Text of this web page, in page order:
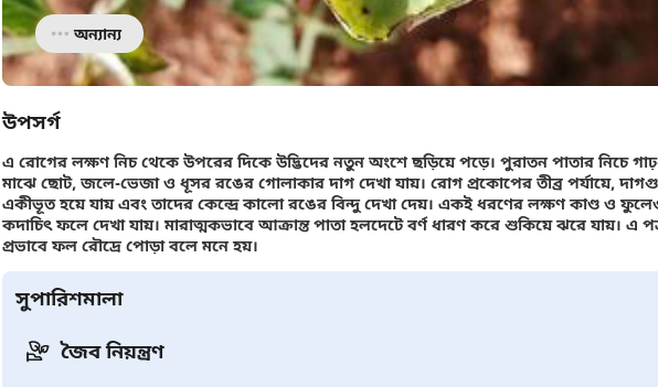
অন্যান্য
উপসর্গ
এ রোগের লক্ষণ নিচ থেকে উপরের দিকে উদ্ভিদের নতুন অংশে ছড়িয়ে পড়ে। পুরাতন পাতার নিচে গাঢ়-
মাঝে ছোট, জলে-ভেজা ও ধূসর রঙের গোলাকার দাগ দেখা যায়। রোগ প্রকোপের তীব্র পর্যায়ে,
একীভূত হয়ে যায় এবং তাদের কেন্দ্রে কালো রঙের বিন্দু দেখা দেয়। একই ধরণের লক্ষণ কাণ্ড ও
কদাচিৎ ফলে দেখা যায়। মারাত্মকভাবে আক্রান্ত পাতা হলদেটে বর্ণ ধারণ করে শুকিয়ে ঝরে যায়। এ
প্রভাবে ফল রৌদ্রে পোড়া বলে মনে হয়।
সুপারিশমালা
জৈব নিয়ন্ত্রণ